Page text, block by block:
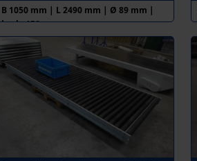
B 1050 mm | L 2490 mm | Ø 89 mm |
h.o.h. 150 mm